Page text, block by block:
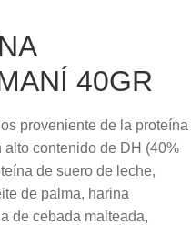
40GR
proveniente de la proteína
contenido de DH (40%
de suero de leche,
de palma, harina
de cebada malteada,